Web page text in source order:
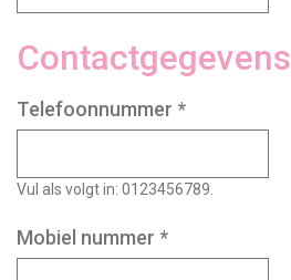
Contactgegevens
Telefoonnummer *
Vul als volgt in: 0123456789.
Mobiel nummer *